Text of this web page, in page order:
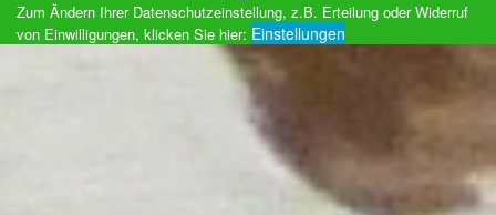
Zum Ändern Ihrer Datenschutzeinstellung, z.B. Erteilung oder Widerruf
von Einwilligungen, klicken Sie hier: Einstellungen